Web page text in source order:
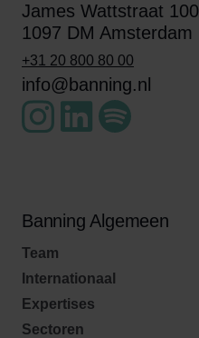
James Wattstraat 100
1097 DM Amsterdam
+31 20 800 80 00
info@banning.nl
Banning Algemeen
Team
Internationaal
Expertises
Sectoren